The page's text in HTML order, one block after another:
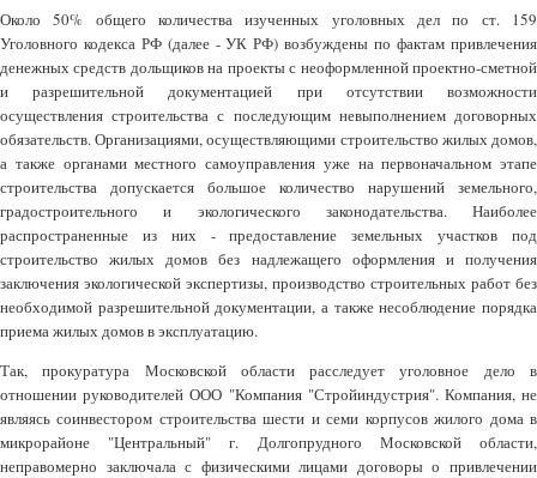
Около 50% общего количества изученных уголовных дел по ст. 159
Уголовного кодекса РФ (далее - УК РФ) возбуждены по фактам привлечения
денежных средств дольщиков на проекты с неоформленной проектно-сметной
и разрешительной документацией при отсутствии возможности
осуществления строительства с последующим невыполнением договорных
обязательств. Организациями, осуществляющими строительство жилых домов,
а также органами местного самоуправления уже на первоначальном этапе
строительства допускается большое количество нарушений земельного,
градостроительного и экологического законодательства. Наиболее
распространенные из них - предоставление земельных участков под
строительство жилых домов без надлежащего оформления и получения
заключения экологической экспертизы, производство строительных работ без
необходимой разрешительной документации, а также несоблюдение порядка
приема жилых домов в эксплуатацию.
Так, прокуратура Московской области расследует уголовное дело в
отношении руководителей ООО "Компания "Стройиндустрия". Компания, не
являясь соинвестором строительства шести и семи корпусов жилого дома в
микрорайоне "Центральный" г. Долгопрудного Московской области,
неправомерно заключала с физическими лицами договоры о привлечении